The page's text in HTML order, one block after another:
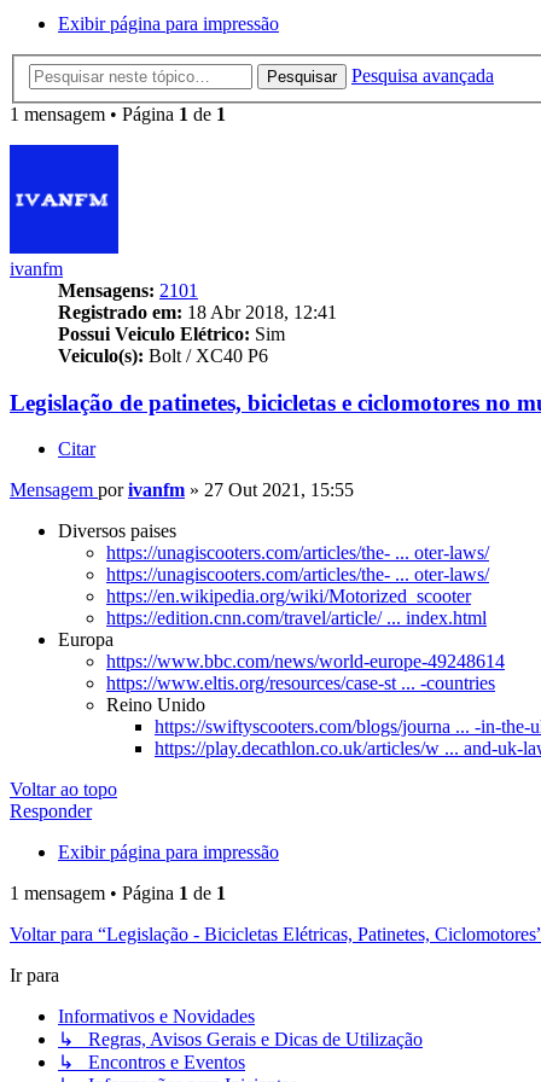
Exibir página para impressão
Pesquisar
Pesquisa avançada
1 mensagem • Página 1 de 1
ivanfm
Mensagens: 2101
Registrado em: 18 Abr 2018, 12:41
Possui Veiculo Elétrico: Sim
Veiculo(s): Bolt / XC40 P6
Legislação de patinetes, bicicletas e ciclomotores no
Citar
Mensagem porivanfm » 27 Out 2021, 15:55
Diversos paises
https://unagiscooters.com/articles/the- ... oter-laws/
https://unagiscooters.com/articles/the- ... oter-laws/
https://en.wikipedia.org/wiki/Motorized_scooter
https://edition.cnn.com/travel/article/ ... index.html
Europa
https://www.bbc.com/news/world-europe-49248614
https://www.eltis.org/resources/case-st ... -countries
Reino Unido
https://swiftyscooters.com/blogs/journa ... -in-the-
https://play.decathlon.co.uk/articles/w ... and-uk-
Voltar ao topo
Responder
Exibir página para impressão
1 mensagem • Página 1 de 1
Voltar para “Legislação - Bicicletas Elétricas, Patinetes,
Ir para
Informativos e Novidades
↳ Regras, Avisos Gerais e Dicas de Utilização
↳ Encontros e Eventos